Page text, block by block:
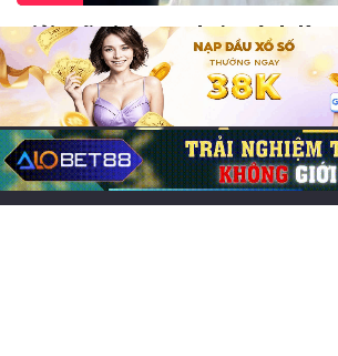
Giải mã giấc mơ thấy mình
con số may mắn
13/06/2026